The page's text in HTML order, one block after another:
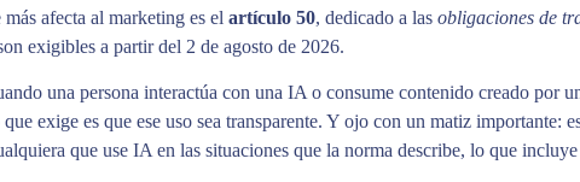
afecta al marketing es el artículo 50, dedicado a las obligaciones de
exigibles a partir del 2 de agosto de 2026.
una persona interactúa con una IA o consume contenido creado por
exige es que ese uso sea transparente. Y ojo con un matiz importante:
que use IA en las situaciones que la norma describe, lo que